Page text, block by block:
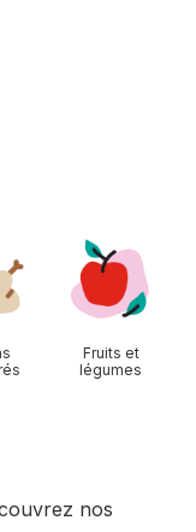
Fruits et
légumes
nos